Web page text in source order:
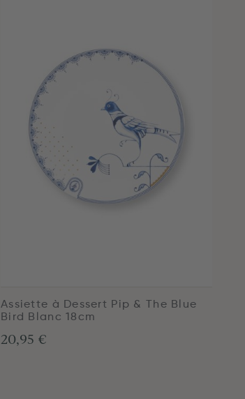
Assiette à Dessert Pip & The Blue
Bird Blanc 18cm
20,95 €